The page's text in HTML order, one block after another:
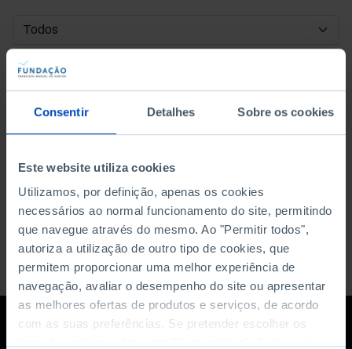
Consentir Detalhes Sobre os cookies
Este website utiliza cookies
Utilizamos, por definição, apenas os cookies
necessários ao normal funcionamento do site, permitindo
que navegue através do mesmo. Ao "Permitir todos",
autoriza a utilização de outro tipo de cookies, que
permitem proporcionar uma melhor experiência de
navegação, avaliar o desempenho do site ou apresentar
as melhores ofertas de produtos e serviços, de acordo
com as suas preferências. Se pretender escolher os
DATA DE INÍCIO
DATA DE FIM